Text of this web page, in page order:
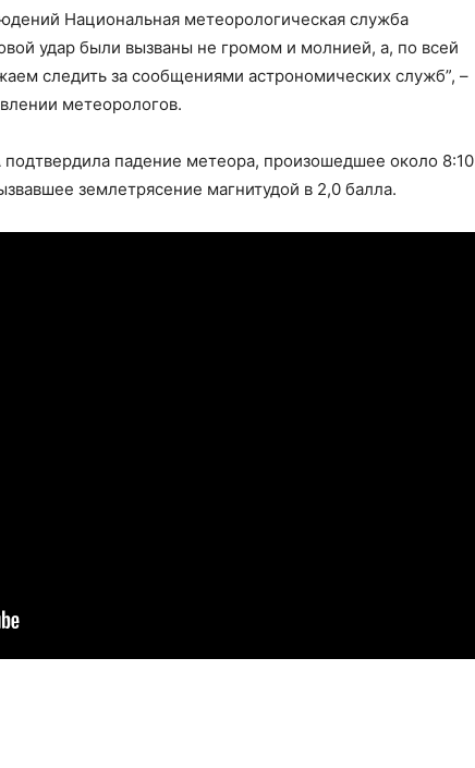
Национальная метеорологическая служба
удар были вызваны не громом и молнией, а, по всей
следить за сообщениями астрономических служб”, –
метеорологов.
падение метеора, произошедшее около 8:10
землетрясение магнитудой в 2,0 балла.